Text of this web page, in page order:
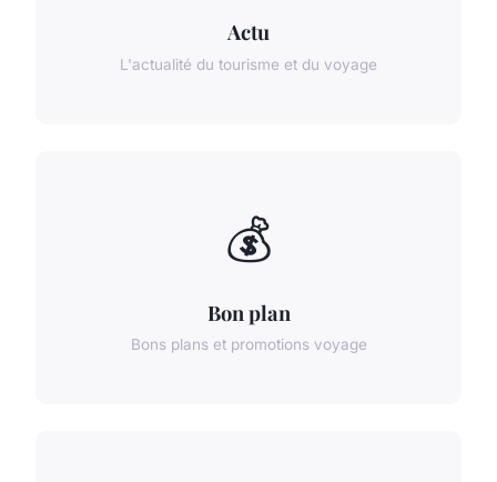
Actu
L'actualité du tourisme et du voyage
💰
Bon plan
Bons plans et promotions voyage